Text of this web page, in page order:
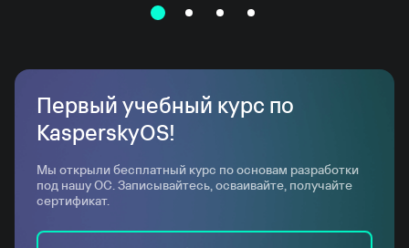
Первый учебный курс по
KasperskyOS!
Мы открыли бесплатный курс по основам разработки
под нашу ОС. Записывайтесь, осваивайте, получайте
сертификат.